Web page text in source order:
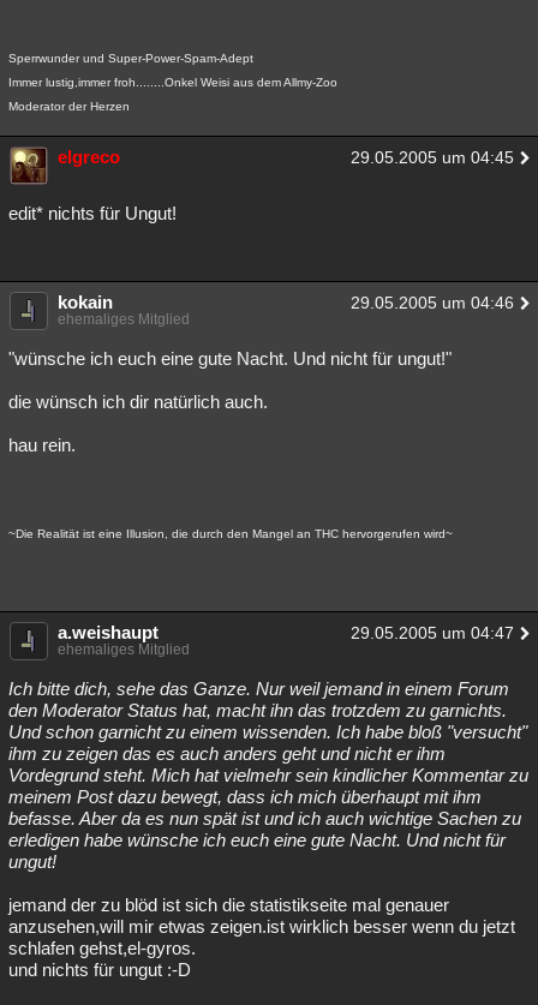
Sperrwunder und Super-Power-Spam-Adept
Immer lustig,immer froh........Onkel Weisi aus dem Allmy-Zoo
Moderator der Herzen
elgreco 29.05.2005 um 04:45
edit* nichts für Ungut!
kokain 29.05.2005 um 04:46
ehemaliges Mitglied
"wünsche ich euch eine gute Nacht. Und nicht für ungut!"
die wünsch ich dir natürlich auch.
hau rein.
~Die Realität ist eine Illusion, die durch den Mangel an THC hervorgerufen wird~
a.weishaupt 29.05.2005 um 04:47
ehemaliges Mitglied
Ich bitte dich, sehe das Ganze. Nur weil jemand in einem Forum
den Moderator Status hat, macht ihn das trotzdem zu garnichts.
Und schon garnicht zu einem wissenden. Ich habe bloß "versucht"
ihm zu zeigen das es auch anders geht und nicht er ihm
Vordegrund steht. Mich hat vielmehr sein kindlicher Kommentar zu
meinem Post dazu bewegt, dass ich mich überhaupt mit ihm
befasse. Aber da es nun spät ist und ich auch wichtige Sachen zu
erledigen habe wünsche ich euch eine gute Nacht. Und nicht für
ungut!
jemand der zu blöd ist sich die statistikseite mal genauer
anzusehen,will mir etwas zeigen.ist wirklich besser wenn du jetzt
schlafen gehst,el-gyros.
und nichts für ungut :-D